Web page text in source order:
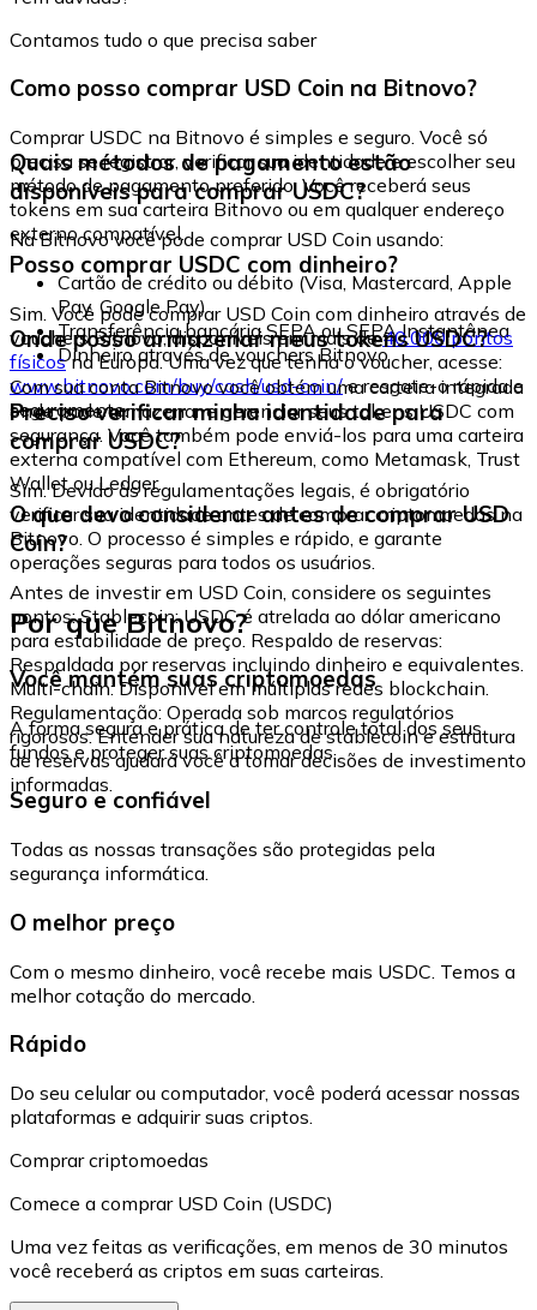
Contamos tudo o que precisa saber
Como posso comprar USD Coin na Bitnovo?
Comprar USDC na Bitnovo é simples e seguro. Você só
precisa se registrar, verificar sua identidade e escolher seu
método de pagamento preferido. Você receberá seus
tokens em sua carteira Bitnovo ou em qualquer endereço
externo compatível.
Quais métodos de pagamento estão
disponíveis para comprar USDC?
Na Bitnovo você pode comprar USD Coin usando:
Cartão de crédito ou débito (Visa, Mastercard, Apple
Pay, Google Pay)
Transferência bancária SEPA ou SEPA Instantânea
Dinheiro através de vouchers Bitnovo
Posso comprar USDC com dinheiro?
Sim. Você pode comprar USD Coin com dinheiro através de
vouchers Bitnovo, disponíveis em mais de40.000 pontos
físicosna Europa. Uma vez que tenha o voucher, acesse:
www.bitnovo.com/buy/cash/usd-coin/e resgate-o rápida e
seguramente.
Onde posso armazenar meus tokens USDC?
Com sua conta Bitnovo você obtém uma carteira integrada
onde pode armazenar e gerenciar seus tokens USDC com
segurança. Você também pode enviá-los para uma carteira
externa compatível com Ethereum, como Metamask, Trust
Wallet ou Ledger.
Preciso verificar minha identidade para
comprar USDC?
Sim. Devido às regulamentações legais, é obrigatório
verificar sua identidade antes de comprar criptomoedas na
Bitnovo. O processo é simples e rápido, e garante
operações seguras para todos os usuários.
O que devo considerar antes de comprar USD
Coin?
Antes de investir em USD Coin, considere os seguintes
pontos: Stablecoin: USDC é atrelada ao dólar americano
para estabilidade de preço. Respaldo de reservas:
Respaldada por reservas incluindo dinheiro e equivalentes.
Multi-chain: Disponível em múltiplas redes blockchain.
Regulamentação: Operada sob marcos regulatórios
rigorosos. Entender sua natureza de stablecoin e estrutura
de reservas ajudará você a tomar decisões de investimento
informadas.
Por que Bitnovo?
Você mantém suas criptomoedas
A forma segura e prática de ter controle total dos seus
fundos e proteger suas criptomoedas.
Seguro e confiável
Todas as nossas transações são protegidas pela
segurança informática.
O melhor preço
Com o mesmo dinheiro, você recebe mais USDC. Temos a
melhor cotação do mercado.
Rápido
Do seu celular ou computador, você poderá acessar nossas
plataformas e adquirir suas criptos.
Comprar criptomoedas
Comece a comprar USD Coin (USDC)
Uma vez feitas as verificações, em menos de 30 minutos
você receberá as criptos em suas carteiras.